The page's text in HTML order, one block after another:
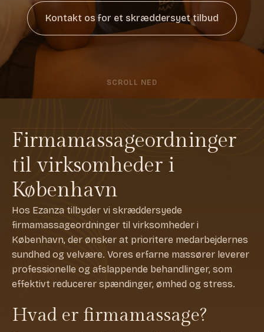
Kontakt os for et skræddersyet tilbud
Firmamassage­ordninger
til virksomheder i
København
Hos Ezanza tilbyder vi skræddersyede
firmamassageordninger til virksomheder i
København, der ønsker at prioritere medarbejdernes
sundhed og velvære. Vores erfarne massører leverer
professionelle og afslappende behandlinger, som
effektivt reducerer spændinger, ømhed og stress.
Hvad er firmamassage?